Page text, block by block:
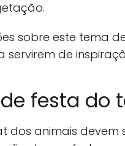
sobre este tema
servirem de
festa do
dos animais devem